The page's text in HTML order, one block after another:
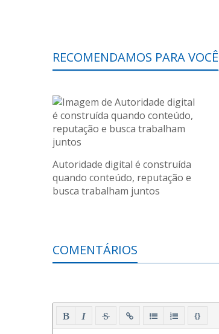
RECOMENDAMOS PARA VOCÊ
Autoridade digital é construída
quando conteúdo, reputação e
busca trabalham juntos
COMENTÁRIOS
{}